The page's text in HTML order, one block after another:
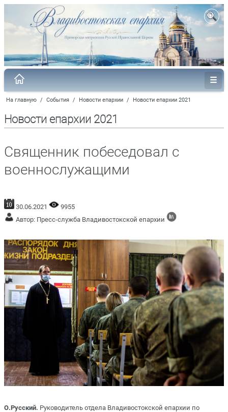
На главную / События / Новости епархии / Новости епархии 2021
Новости епархии 2021
Священник побеседовал с
военнослужащими
30.06.2021
9955
Автор: Пресс-служба Владивостокской епархии
О.Русский. Руководитель отдела Владивостокской епархии по